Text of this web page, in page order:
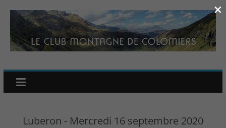
Luberon - Mercredi 16 septembre 2020
×